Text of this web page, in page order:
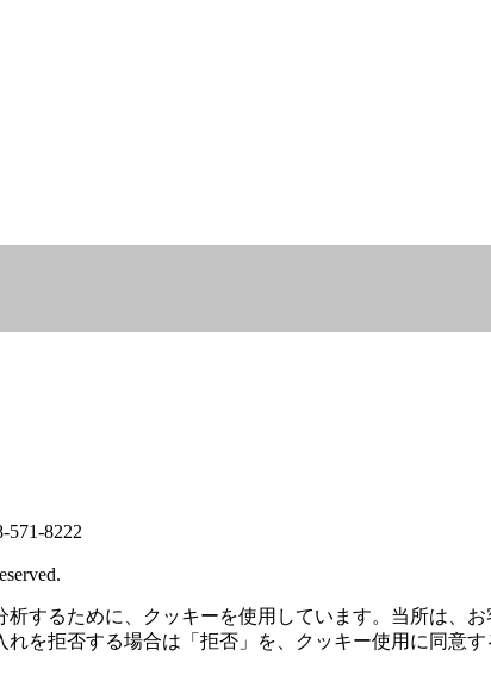
8222
するために、クッキーを使用しています。当所は、
を拒否する場合は「拒否」を、クッキー使用に同意